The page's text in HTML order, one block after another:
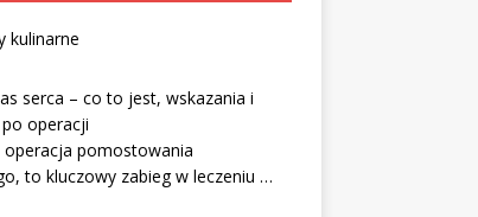
kulinarne
serca – co to jest, wskazania i
operacji
operacja pomostowania
to kluczowy zabieg w leczeniu …